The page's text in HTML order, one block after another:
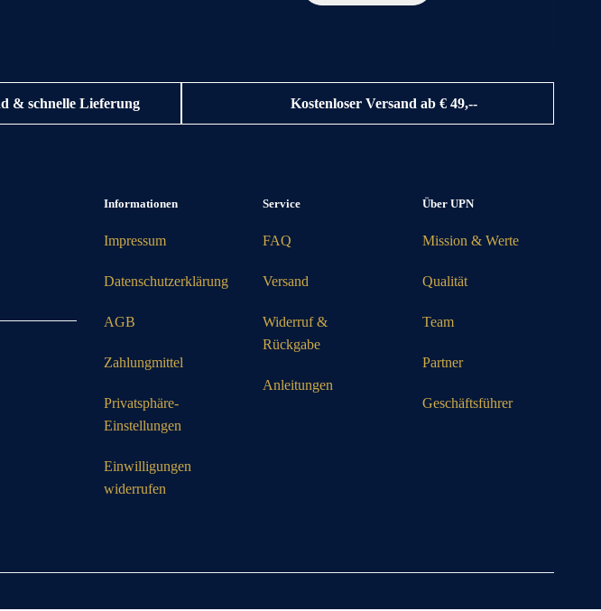
& schnelle Lieferung Kostenloser Versand ab € 49,--
Informationen
Impressum
Datenschutzerklärung
AGB
Zahlungmittel
Privatsphäre-
Einstellungen
Einwilligungen
widerrufen
Service
FAQ
Versand
Widerruf &
Rückgabe
Anleitungen
Über UPN
Mission & Werte
Qualität
Team
Partner
Geschäftsführer